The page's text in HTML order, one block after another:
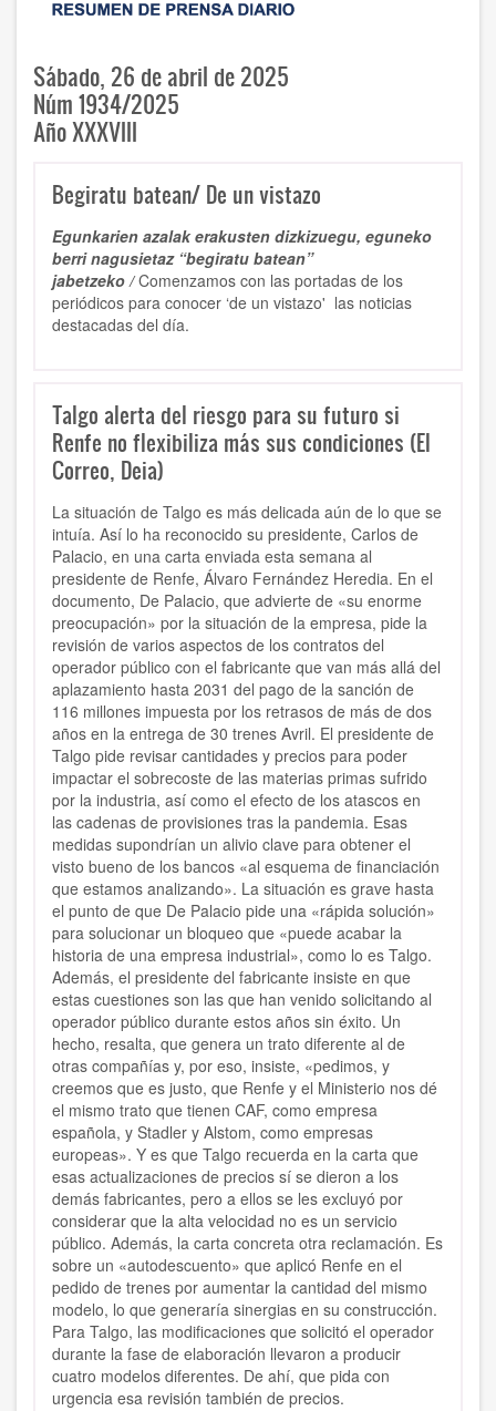
Sábado, 26 de abril de 2025
Núm 1934/2025
Año XXXVIII
Begiratu batean/ De un vistazo
Egunkarien azalak erakusten dizkizuegu, eguneko
berri nagusietaz “begiratu batean”
jabetzeko /Comenzamos con las portadas de los
periódicos para conocer ‘de un vistazo' las noticias
destacadas del día.
Talgo alerta del riesgo para su futuro si
Renfe no flexibiliza más sus condiciones (El
Correo, Deia)
La situación de Talgo es más delicada aún de lo que se
intuía. Así lo ha reconocido su presidente, Carlos de
Palacio, en una carta enviada esta semana al
presidente de Renfe, Álvaro Fernández Heredia. En el
documento, De Palacio, que advierte de «su enorme
preocupación» por la situación de la empresa, pide la
revisión de varios aspectos de los contratos del
operador público con el fabricante que van más allá del
aplazamiento hasta 2031 del pago de la sanción de
116 millones impuesta por los retrasos de más de dos
años en la entrega de 30 trenes Avril. El presidente de
Talgo pide revisar cantidades y precios para poder
impactar el sobrecoste de las materias primas sufrido
por la industria, así como el efecto de los atascos en
las cadenas de provisiones tras la pandemia. Esas
medidas supondrían un alivio clave para obtener el
visto bueno de los bancos «al esquema de financiación
que estamos analizando». La situación es grave hasta
el punto de que De Palacio pide una «rápida solución»
para solucionar un bloqueo que «puede acabar la
historia de una empresa industrial», como lo es Talgo.
Además, el presidente del fabricante insiste en que
estas cuestiones son las que han venido solicitando al
operador público durante estos años sin éxito. Un
hecho, resalta, que genera un trato diferente al de
otras compañías y, por eso, insiste, «pedimos, y
creemos que es justo, que Renfe y el Ministerio nos dé
el mismo trato que tienen CAF, como empresa
española, y Stadler y Alstom, como empresas
europeas». Y es que Talgo recuerda en la carta que
esas actualizaciones de precios sí se dieron a los
demás fabricantes, pero a ellos se les excluyó por
considerar que la alta velocidad no es un servicio
público. Además, la carta concreta otra reclamación. Es
sobre un «autodescuento» que aplicó Renfe en el
pedido de trenes por aumentar la cantidad del mismo
modelo, lo que generaría sinergias en su construcción.
Para Talgo, las modificaciones que solicitó el operador
durante la fase de elaboración llevaron a producir
cuatro modelos diferentes. De ahí, que pida con
urgencia esa revisión también de precios.